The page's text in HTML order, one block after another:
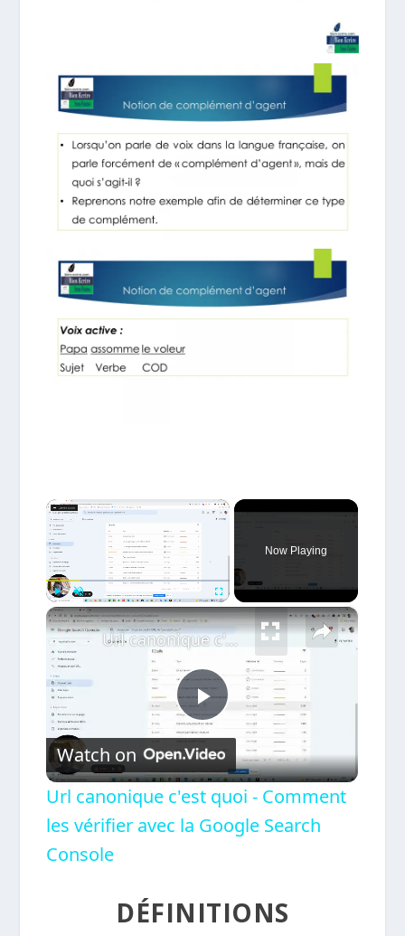
×
Play Unmute Fullscreen
Now Playing
×
Play
Video
Url canonique c'est quoi - Comment les vérifier avec la Google Search Console
Watch on
Url canonique c'est quoi - Comment
les vérifier avec la Google Search
Console
DÉFINITIONS